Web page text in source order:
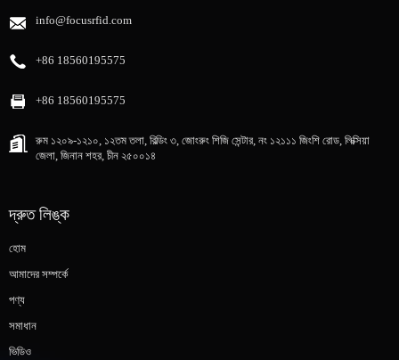
info@focusrfid.com
+86 18560195575
+86 18560195575
রুম ১২০৯-১২১০, ১২তম তলা, বিল্ডিং ৩, জোংরুং শিজি সেন্টার, নং ১২১১১ জিংশি রোড, লিক্সিয়া
জেলা, জিনান শহর, চীন ২৫০০১৪
দ্রুত লিঙ্ক
হোম
আমাদের সম্পর্কে
পণ্য
সমাধান
ভিডিও